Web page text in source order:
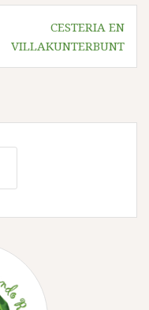
CESTERIA EN
VILLAKUNTERBUNT